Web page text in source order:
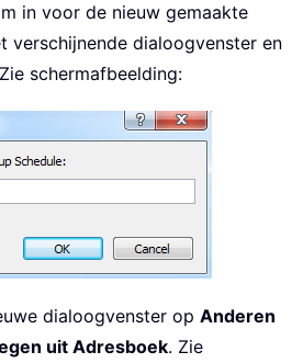
in voor de nieuw gemaakte
verschijnende dialoogvenster en
schermafbeelding:
dialoogvenster op Anderen
uit Adresboek. Zie